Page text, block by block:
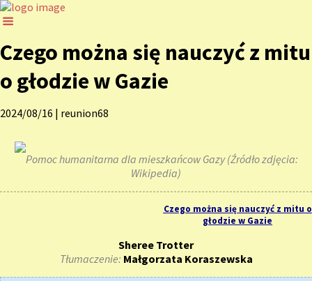
Czego można się nauczyć z mitu
o głodzie w Gazie
2024/08/16 | reunion68
Pomoc humanitarna dla mieszkańcow Gazy (Źródło zdjęcia:
Wikipedia)
Czego można się nauczyć z mitu o
głodzie w Gazie
Sheree Trotter
Tłumaczenie: Małgorzata Koraszewska